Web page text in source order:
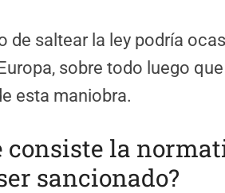
de saltear la ley podría
sobre todo luego
esta maniobra.
consiste la
sancionado?